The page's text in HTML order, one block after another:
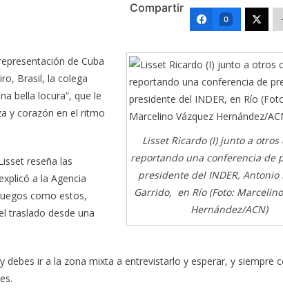
Compartir
0
Lisset Ricardo (I) junto a otros
reportando una conferencia de
presidente del INDER, Antonio
Garrido, en Río (Foto:
Hernández/ACN)
de Cuba
Brasil, la colega
bella locura”, que le
y corazón en el ritmo
reseña las
a la Agencia
como estos,
traslado desde una
ir a la zona mixta a entrevistarlo y esperar, y siempre